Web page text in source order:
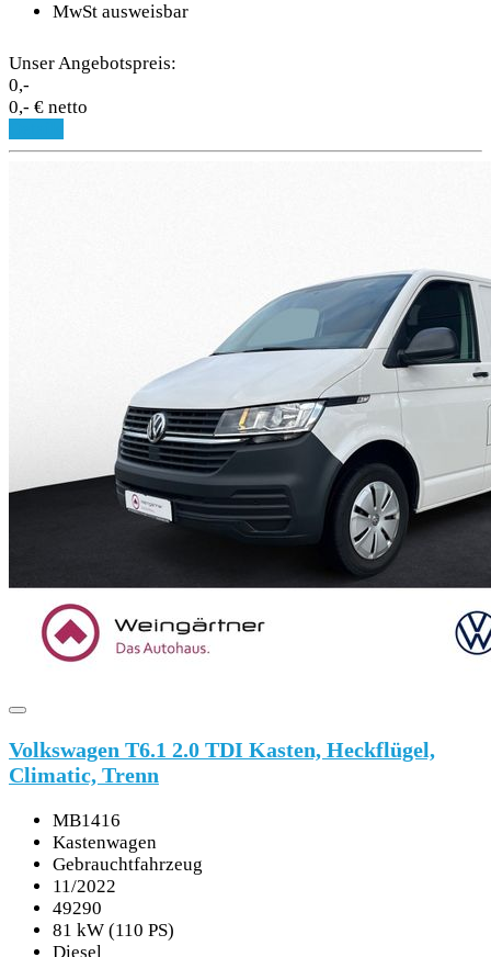
MwSt ausweisbar
Unser Angebotspreis:
0,-
0,- € netto
Volkswagen T6.1 2.0 TDI Kasten, Heckflügel,
Climatic, Trenn
MB1416
Kastenwagen
Gebrauchtfahrzeug
11/2022
49290
81 kW (110 PS)
Diesel